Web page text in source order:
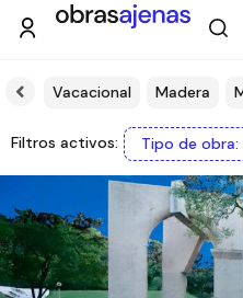
Vacacional Madera
Filtros activos: Tipo de obra:
Tipo de obra